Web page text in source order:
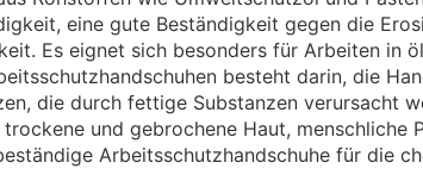
eine gute Beständigkeit gegen die
Es eignet sich besonders für Arbeiten in
besteht darin, die
die durch fettige Substanzen verursacht
und gebrochene Haut, menschliche
Arbeitsschutzhandschuhe für die